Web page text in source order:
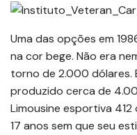
Uma das opções em
na cor bege. Não era
torno de 2.000 dólares.
produzido cerca de
Limousine esportiva
17 anos sem que seu